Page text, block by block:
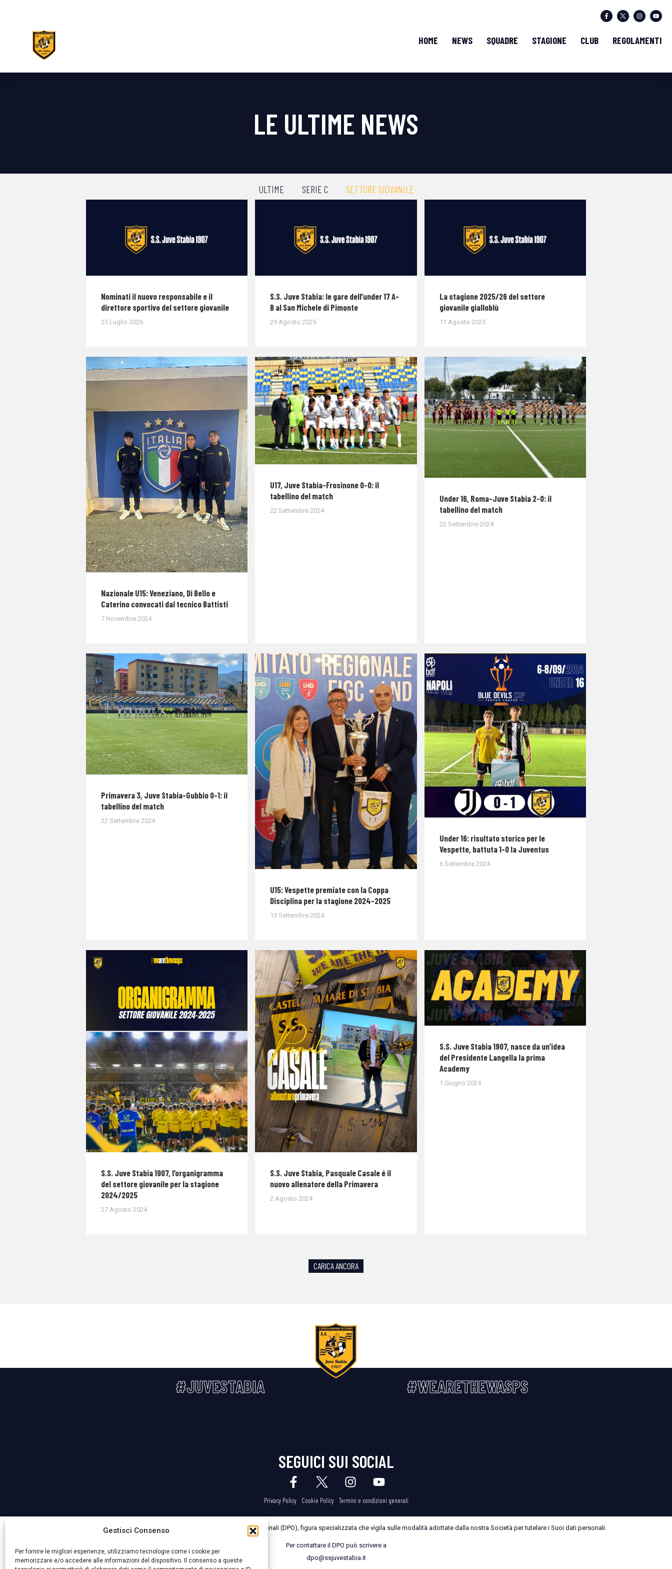
Gestisci Consenso
Per fornire le migliori esperienze, utilizziamo tecnologie come i cookie per
memorizzare e/o accedere alle informazioni del dispositivo. Il consenso a queste
HOME NEWS SQUADRE STAGIONE CLUB REGOLAMENTI
LE ULTIME NEWS
ULTIME SERIE C SETTORE GIOVANILE
Nominati il nuovo responsabile e il
direttore sportivo del settore giovanile
25 Luglio 2026
S.S. Juve Stabia: le gare dell’under 17 A-
B al San Michele di Pimonte
29 Agosto 2025
La stagione 2025/26 del settore
giovanile gialloblù
11 Agosto 2025
Nazionale U15: Veneziano, Di Bello e
Caterino convocati dal tecnico Battisti
7 Novembre 2024
U17, Juve Stabia-Frosinone 0-0: il
tabellino del match
22 Settembre 2024
Under 16, Roma-Juve Stabia 2-0: il
tabellino del match
22 Settembre 2024
Primavera 3, Juve Stabia-Gubbio 0-1: il
tabellino del match
22 Settembre 2024
U15: Vespette premiate con la Coppa
Disciplina per la stagione 2024-2025
13 Settembre 2024
Under 16: risultato storico per le
Vespette, battuta 1-0 la Juventus
6 Settembre 2024
S.S. Juve Stabia 1907, l’organigramma
del settore giovanile per la stagione
2024/2025
27 Agosto 2024
S.S. Juve Stabia, Pasquale Casale é il
nuovo allenatore della Primavera
2 Agosto 2024
S.S. Juve Stabia 1907, nasce da un’idea
del Presidente Langella la prima
Academy
1 Giugno 2024
CARICA ANCORA
#JUVESTABIA #WEARETHEWASPS
SEGUICI SUI SOCIAL
Privacy Policy Cookie Policy Termini e condizioni generali
La Società ha nominato il Responsabile della Protezione dei Dati Personali (DPO), figura specializzata che vigila sulle modalità adottate dalla nostra Società per tutelare i Suoi dati personali.
Per contattare il DPO può scrivere a
dpo@ssjuvestabia.it